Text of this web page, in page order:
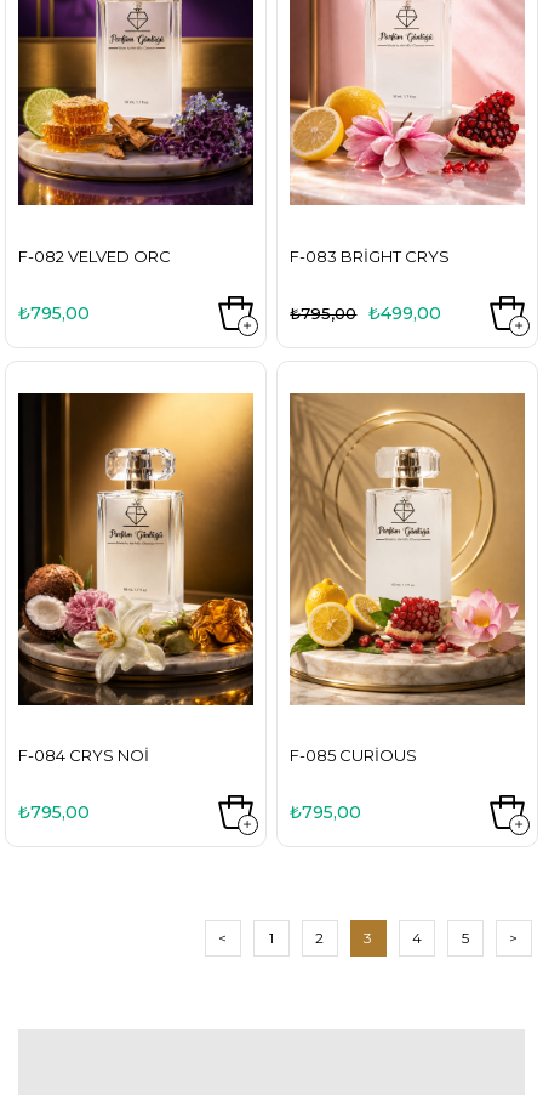
F-082 VELVED ORC
₺795,00
F-083 BRIGHT CRYS
₺499,00
₺795,00
F-084 CRYS NOI
₺795,00
F-085 CURIOUS
₺795,00
< 1 2 3 4 5 >